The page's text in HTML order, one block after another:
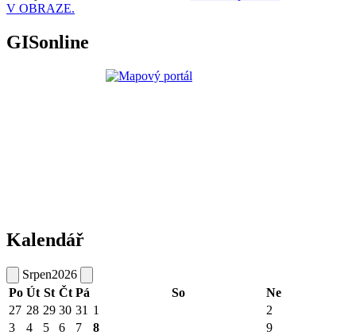
V OBRAZE.
GISonline
Kalendář
Srpen2026
Po Út St Čt Pá So
Ne
27 28 29 30 31 1
2
3
4 5 6 7 8
9